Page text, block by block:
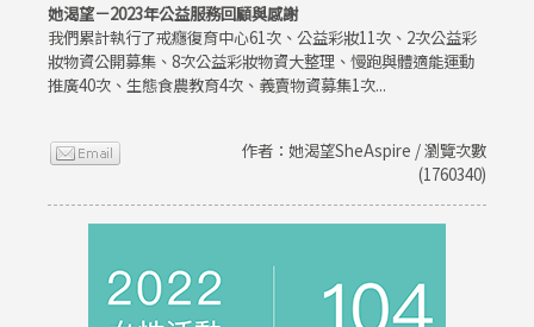
她渴望－2023年公益服務回顧與感謝
我們累計執行了戒癮復育中心61次、公益彩妝11次、2次公益彩
妝物資公開募集、8次公益彩妝物資大整理、慢跑與體適能運動
推廣40次、生態食農教育4次、義賣物資募集1次...
作者：她渴望SheAspire / 瀏覽次數
(1760340)